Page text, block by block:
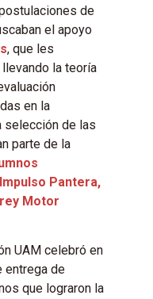
de
el apoyo
, que les
la teoría
en la
selección de las
parte de la
Pantera,
Motor
UAM celebró en
entrega de
que lograron la